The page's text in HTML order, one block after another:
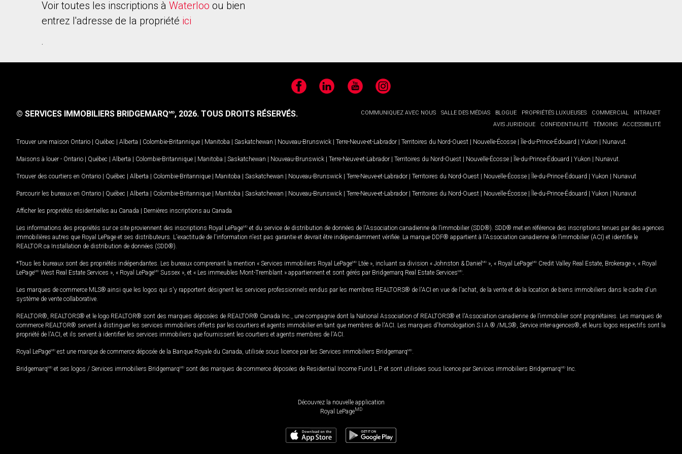
Voir toutes les inscriptions à Waterloo ou bien
entrez l'adresse de la propriété ici
.
FacebookLinkedIn YouTubeInstagram
COMMUNIQUEZ AVEC NOUS SALLE DES MÉDIAS BLOGUE PROPRIÉTÉS LUXUEUSES COMMERCIAL
INTRANET
AVIS JURIDIQUE
CONFIDENTIALITÉ TÉMOINS ACCESSIBILITÉ
© SERVICES IMMOBILIERS BRIDGEMARQMD, 2026. TOUS DROITS RÉSERVÉS.
Trouver une maison Ontario | Québec | Alberta | Colombie-Britannique | Manitoba | Saskatchewan | Nouveau-Brunswick | Terre-Neuve-et-Labrador | Territoires du Nord-Ouest | Nouvelle-Écosse | Île-du-Prince-Édouard | Yukon | Nunavut
Maisons à louer - Ontario | Québec | Alberta | Colombie-Britannique | Manitoba | Saskatchewan | Nouveau-Brunswick | Terre-Neuve-et-Labrador | Territoires du Nord-Ouest | Nouvelle-Écosse | Île-du-Prince-Édouard | Yukon | Nunavut
Trouver des courtiers en Ontario | Québec | Alberta | Colombie-Britannique | Manitoba | Saskatchewan | Nouveau-Brunswick | Terre-Neuve-et-Labrador | Territoires du Nord-Ouest | Nouvelle-Écosse | Île-du-Prince-Édouard | Yukon | Nunavut
Parcourir les bureaux en Ontario | Québec | Alberta | Colombie-Britannique | Manitoba | Saskatchewan | Nouveau-Brunswick | Terre-Neuve-et-Labrador | Territoires du Nord-Ouest | Nouvelle-Écosse | Île-du-Prince-Édouard | Yukon | Nunavut
Afficher les propriétés résidentielles au Canada | Dernières inscriptions au Canada
Les informations des propriétés sur ce site proviennent des inscriptions Royal LePageMD et du service de distribution de données de l'Association canadienne de l’immobilier (SDD®). SDD® met en référence des inscriptions tenues par des agences
immobilières autres que Royal LePage et ses distributeurs. L'exactitude de l'information n'est pas garantie et devrait être indépendamment vérifiée. La marque DDF® appartient à l'Association canadienne de l’immobilier (ACI) et identifie le
REALTOR.ca Installation de distribution de données (SDD®).
*Tous les bureaux sont des propriétés indépendantes. Les bureaux comprenant la mention « Services immobiliers Royal LePageMD Ltée », incluant sa division « Johnston & Daniel MD », « Royal LePageMD Credit Valley Real Estate, Brokerage », « Royal
LePageMD West Real Estate Services », « Royal LePageMD Sussex », et « Les immeubles Mont-Tremblant » appartiennent et sont gérés par Bridgemarq Real Estate ServicesMD
Les marques de commerce MLS® ainsi que les logos qui s'y rapportent désignent les services professionnels rendus par les membres REALTORS® de l'ACI en vue de l'achat, de la vente et de la location de biens immobiliers dans le cadre d'un
système de vente collaborative.
REALTOR®, REALTORS® et le logo REALTOR® sont des marques déposées de REALTOR® Canada Inc., une compagnie dont la National Association of REALTORS® et l'Association canadienne de l’immobilier sont propriétaires. Les marques de
commerce REALTOR® servent à distinguer les services immobiliers offerts par les courtiers et agents immobilier en tant que membres de l'ACI. Les marques d'homologation S.I.A.® /MLS®, Service inter-agences®, et leurs logos respectifs sont la
propriété de l'ACI, et ils servent à identifier les services immobiliers que fournissent les courtiers et agents membres de l'ACI.
Royal LePageMD est une marque de commerce déposée de la Banque Royale du Canada, utilisée sous licence par les Services immobiliers BridgemarqMD
BridgemarqMD et ses logos / Services immobiliers BridgemarqMD sont des marques de commerce déposées de Residential Income Fund L.P. et sont utilisées sous licence par Services immobiliers BridgemarqMD Inc.
Découvrez la nouvelle application
Royal LePageMD